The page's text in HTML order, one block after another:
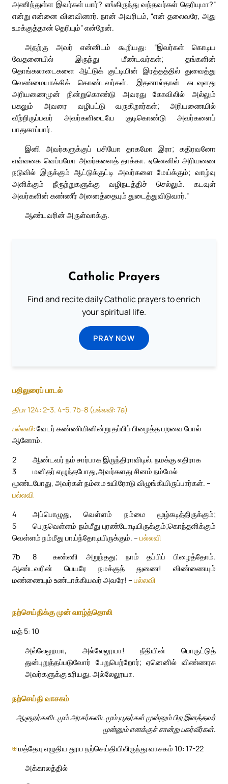
அணிந்துள்ள இவர்கள் யார்? எங்கிருந்து வந்தவர்கள் தெரியுமா?”
என்று என்னை வினவினார். நான் அவரிடம், “என் தலைவரே, அது
உமக்குத்தான் தெரியும்” என்றேன்.
அதற்கு அவர் என்னிடம் கூறியது: “இவர்கள் கொடிய
வேதனையில் இருந்து மீண்டவர்கள்; தங்களின்
தொங்கலாடைகளை ஆட்டுக் குட்டியின் இரத்தத்தில் துவைத்து
வெண்மையாக்கிக் கொண்டவர்கள். இதனால்தான் கடவுளது
அரியணைமுன் நின்றுகொண்டு அவரது கோவிலில் அல்லும்
பகலும் அவரை வழிபட்டு வருகிறார்கள்; அரியணையில்
வீற்றிருப்பவர் அவர்களிடையே குடிகொண்டு அவர்களைப்
பாதுகாப்பார்.
இனி அவர்களுக்குப் பசியோ தாகமோ இரா; கதிரவனோ
எவ்வகை வெப்பமோ அவர்களைத் தாக்கா. ஏனெனில் அரியணை
நடுவில் இருக்கும் ஆட்டுக்குட்டி அவர்களை மேய்க்கும்; வாழ்வு
அளிக்கும் நீரூற்றுகளுக்கு வழிநடத்திச் செல்லும். கடவுள்
அவர்களின் கண்ணீர் அனைத்தையும் துடைத்துவிடுவார்.”
ஆண்டவரின் அருள்வாக்கு.
Catholic Prayers
Find and recite daily Catholic prayers to enrich
your spiritual life.
PRAY NOW
பதிலுரைப் பாடல்
திபா 124: 2-3. 4-5. 7b-8 (பல்லவி: 7a)
பல்லவி: வேடர் கண்ணியினின்று தப்பிப் பிழைத்த பறவை போல்
ஆனோம்.
2
ஆண்டவர் நம் சார்பாக இருந்திராவிடில், நமக்கு எதிராக
மனிதர் எழுந்தபோது,
3
அவர்களது சினம் நம்மேல்
மூண்டபோது, அவர்கள் நம்மை உயிரோடு விழுங்கியிருப்பார்கள். –
பல்லவி
4
அப்பொழுது, வெள்ளம் நம்மை மூழ்கடித்திருக்கும்;
பெருவெள்ளம் நம்மீது புரண்டோடியிருக்கும்;
5
கொந்தளிக்கும்
வெள்ளம் நம்மீது பாய்ந்தோடியிருக்கும். – பல்லவி
7b
கண்ணி அறுந்தது; நாம் தப்பிப் பிழைத்தோம்.
8
ஆண்டவரின் பெயரே நமக்குத் துணை! விண்ணையும்
மண்ணையும் உண்டாக்கியவர் அவரே! – பல்லவி
நற்செய்திக்கு முன் வாழ்த்தொலி
மத் 5: 10
அல்லேலூயா, அல்லேலூயா! நீதியின் பொருட்டுத்
துன்புறுத்தப்படுவோர் பேறுபெற்றோர்; ஏனெனில் விண்ணரசு
அவர்களுக்கு உரியது. அல்லேலூயா.
நற்செய்தி வாசகம்
ஆளுநர்களிடமும் அரசர்களிடமும் யூதர்கள் முன்னும் பிற இனத்தவர்
முன்னும் எனக்குச் சான்று பகர்வீர்கள்.
✠மத்தேயு எழுதிய தூய நற்செய்தியிலிருந்து வாசகம் 10: 17-22
அக்காலத்தில்